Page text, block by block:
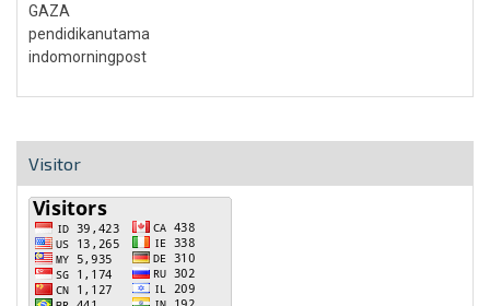
GAZA
pendidikanutama
indomorningpost
Visitor